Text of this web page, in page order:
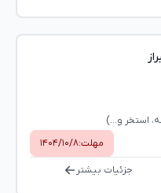
استخر و...)
مهلت:۱۴۰۴/۱۰/۸
جزئیات بیشتر